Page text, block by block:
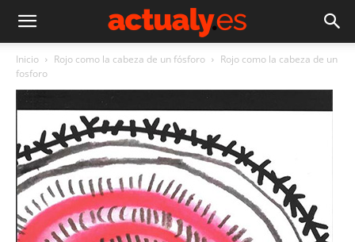
Inicio Rojo como la cabeza de un fósforo
Rojo como la cabeza de un
fosforo